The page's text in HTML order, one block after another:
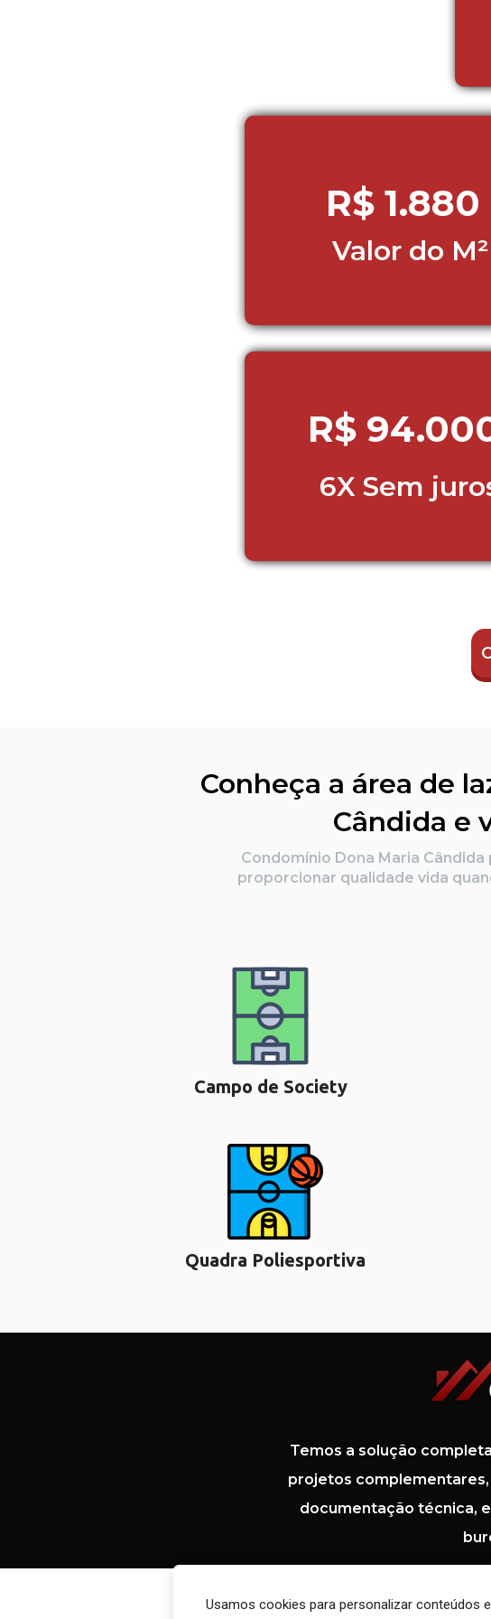
R$ 1.880
Valor do M²
R$
6X Sem
Conheça a área de
Cândida e
proporcionar qualidade vida
Campo de Society
Quadra Poliesportiva
Temos a solução
projetos
documentação técnica,
Usamos cookies para personalizar conteúdos